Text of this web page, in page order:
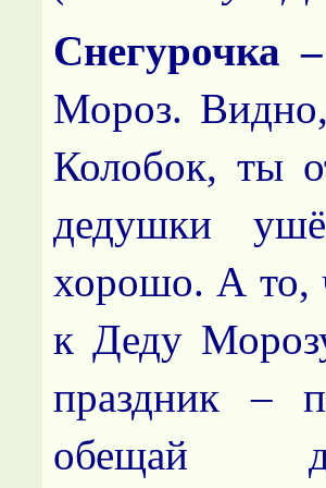
Снегурочка –
Мороз. Видно,
Колобок, ты
дедушки
хорошо. А то,
к Деду
праздник –
обещай